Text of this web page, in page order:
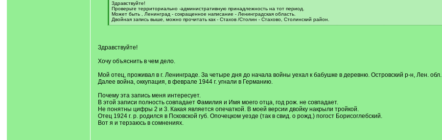
Здравствуйте!
Проверьте территориально -административную принадлежность на тот период.
Может быть , Ленинград - сокращенное написание - Ленинградская область.
Двойная запись выше, можно прочитать как - Стахов /Столин - Стахово, Столинский район.
[
Здравствуйте!
Хочу объяснить в чем дело.
Мой отец, проживал в г. Ленинграде. За четыре дня до начала войны уехал к бабушке в деревню. Островский р-н, Лен. обл.
Далее война, оккупация, в феврале 1944 г. угнали в Германию.
Почему эта запись меня интересует.
В этой записи полность совпадает Фамилия и Имя моего отца, год рож. не совпадает.
Не понятны цифры 2 и 3. Какая является опечаткой. В моей версии двойку накрыли тройкой.
Отец 1924 г. р. родился в Псковской губ. Опочецком уезде (так в свид. о рожд.) погост Борисоглебский.
Вот я и терзаюсь в сомнениях.